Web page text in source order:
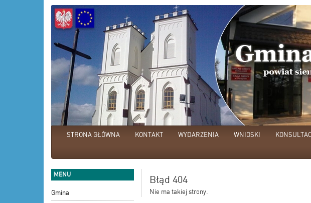
STRONA GŁÓWNA KONTAKT WYDARZENIA WNIOSKI
MENU
Gmina
Błąd 404
Nie ma takiej strony.